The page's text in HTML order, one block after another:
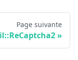
Page suivante